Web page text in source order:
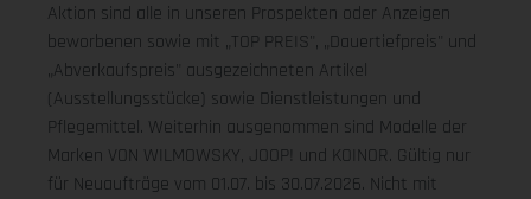
Aktion sind alle in unseren Prospekten oder Anzeigen
beworbenen sowie mit „TOP PREIS", „Dauertiefpreis" und
„Abverkaufspreis" ausgezeichneten Artikel
(Ausstellungsstücke) sowie Dienstleistungen und
Pflegemittel. Weiterhin ausgenommen sind Modelle der
Marken VON WILMOWSKY, JOOP! und KOINOR. Gültig nur
für Neuaufträge vom 01.07. bis 30.07.2026. Nicht mit